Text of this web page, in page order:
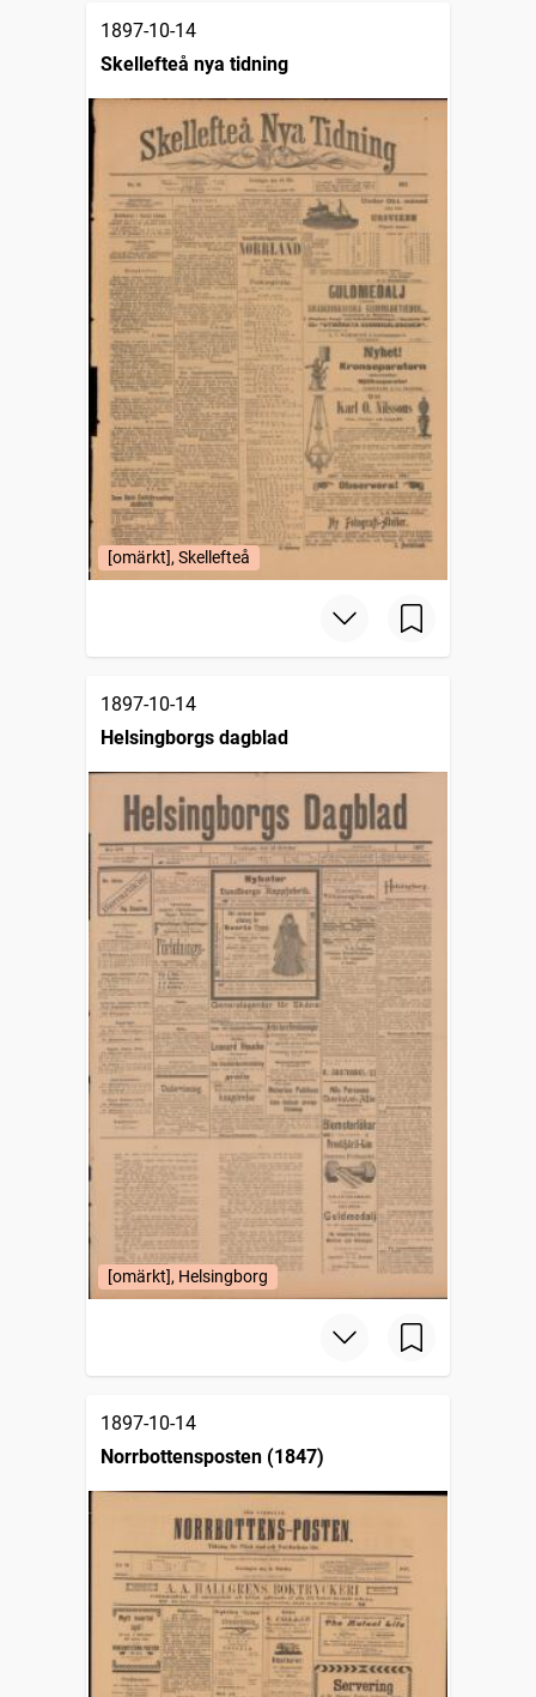
1897-10-14
Skellefteå nya tidning
[omärkt], Skellefteå
1897-10-14
Helsingborgs dagblad
[omärkt], Helsingborg
1897-10-14
Norrbottensposten (1847)